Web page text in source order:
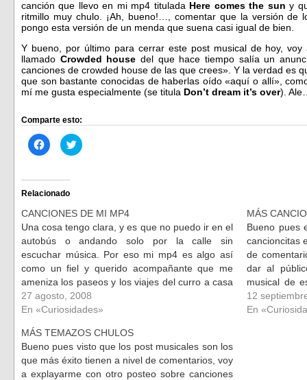
canción que llevo en mi mp4 titulada Here comes the sun y
ritmillo muy chulo. ¡Ah, bueno!…, comentar que la versión de
pongo esta versión de un menda que suena casi igual de bien.
Y bueno, por último para cerrar este post musical de hoy,
llamado Crowded housedel que hace tiempo salía un
canciones de crowded house de las que crees». Y la verdad es
que son bastante conocidas de haberlas oído «aquí o allí»,
mí me gusta especialmente (se titula Don’t dream it’s over).
Comparte esto:
Haz
clic
Facebook
(Se
abre
en
una
ventana
nueva)
Haz
clic
en
una
ventana
nueva)
Relacionado
CANCIONES DE MI MP4
Una cosa tengo clara, y es que no puedo ir en el
autobús o andando solo por la calle sin
escuchar música. Por eso mi mp4 es algo así
como un fiel y querido acompañante que me
ameniza los paseos y los viajes del curro a casa
y viceversa. Si…
27 agosto, 2008
En «Curiosidades»
MÁS
Bueno pues
cancioncitas
de
dar al
musical de
mi mp4 y he
12
En
MÁS TEMAZOS CHULOS
Bueno pues visto que los post musicales son los
que más éxito tienen a nivel de comentarios, voy
a explayarme con otro posteo sobre canciones